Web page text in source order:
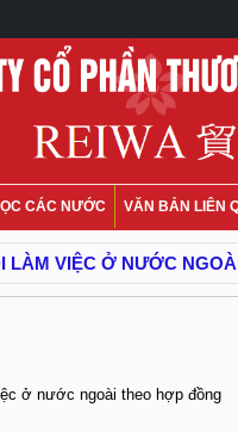
CÁC NƯỚC VĂN BẢN LIÊN
VIỆC Ở NƯỚC
ở nước ngoài theo hợp đồng